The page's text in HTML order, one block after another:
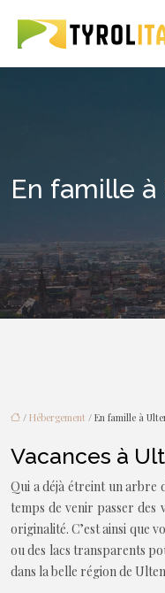
En famille
/ Hébergement / En famille à
Vacances à
Qui a déjà étreint un arbre
temps de venir passer des
originalité. C’est ainsi que
ou des lacs transparents
dans la belle région de